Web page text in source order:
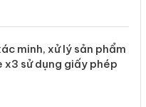
minh, xử lý sản phẩm
x3 sử dụng giấy phép